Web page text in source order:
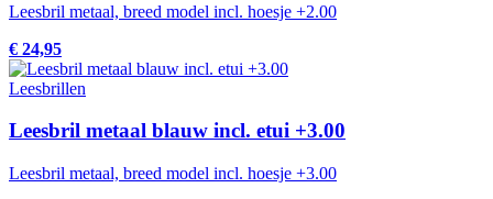
Leesbril metaal, breed model incl. hoesje +2.00
€ 24,95
Leesbrillen
Leesbril metaal blauw incl. etui +3.00
Leesbril metaal, breed model incl. hoesje +3.00